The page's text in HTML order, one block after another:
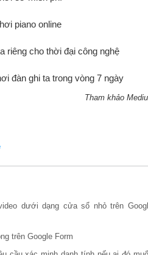
piano online
cho thời đại công nghệ
đàn ghi ta trong vòng 7 ngày
Tham khảo
dưới dạng cửa sổ nhỏ trên
trên Google Form